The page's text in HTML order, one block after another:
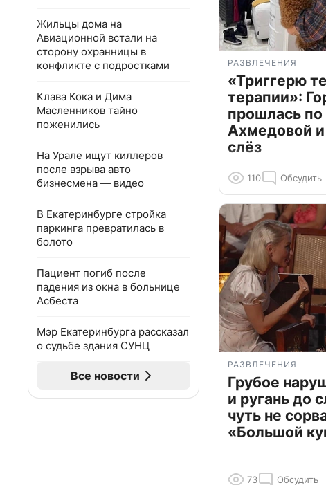
Жильцы дома на
Авиационной встали на
сторону охранницы в
конфликте с подростками
Клава Кока и Дима
Масленников тайно
поженились
На Урале ищут киллеров
после взрыва авто
бизнесмена — видео
В Екатеринбурге стройка
паркинга превратилась в
болото
Пациент погиб после
падения из окна в больнице
Асбеста
Мэр Екатеринбурга рассказал
о судьбе здания СУНЦ
Все новости
РАЗВЛЕЧЕНИЯ
«Триггерю
терапии»:
прошлась по
Ахмедовой
слёз
110 Обсудить
РАЗВЛЕЧЕНИЯ
Грубое
и ругань до
чуть не
«Большой
73 Обсудить